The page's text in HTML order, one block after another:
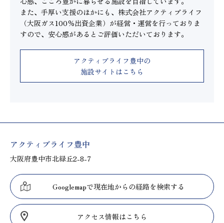
また、手厚い支援のほかにも、株式会社アクティブライフ
（大阪ガス100％出資企業）が経営・運営を行っておりま
すので、安心感があるとご評価いただいております。
アクティブライフ豊中の
施設サイトはこちら
アクティブライフ豊中
大阪府豊中市北緑丘2-8-7
Googlemapで現在地からの経路を検索する
アクセス情報はこちら